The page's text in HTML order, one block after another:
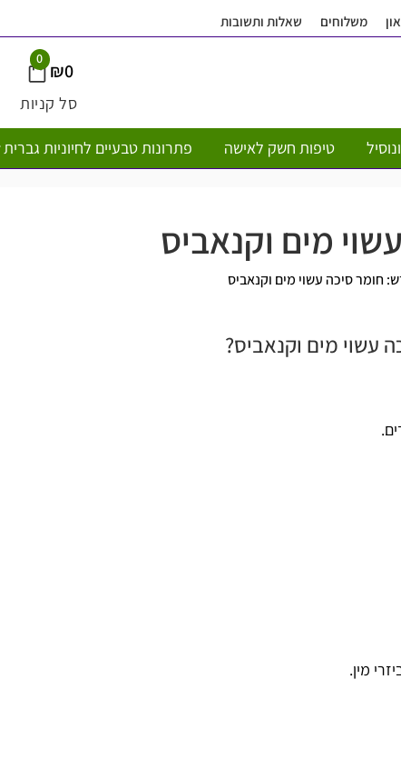
שאלות ותשובות
טיפות חשק לאישה פתרונות טבעיים לחיוניות גברית
וקנאביס
עשוי מים וקנאביס
וקנאביס?